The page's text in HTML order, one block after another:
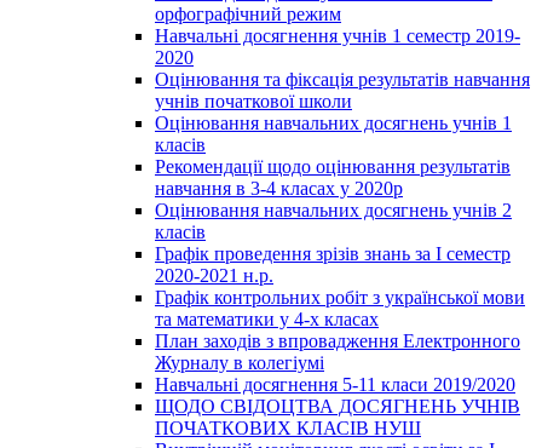
орфографічний режим
Навчальні досягнення учнів 1 семестр 2019-
2020
Оцінювання та фіксація результатів навчання
учнів початкової школи
Оцінювання навчальних досягнень учнів 1
класів
Рекомендації щодо оцінювання результатів
навчання в 3-4 класах у 2020р
Оцінювання навчальних досягнень учнів 2
класів
Графік проведення зрізів знань за І семестр
2020-2021 н.р.
Графік контрольних робіт з української мови
та математики у 4-х класах
План заходів з впровадження Електронного
Журналу в колегіумі
Навчальні досягнення 5-11 класи 2019/2020
ЩОДО СВІДОЦТВА ДОСЯГНЕНЬ УЧНІВ
ПОЧАТКОВИХ КЛАСІВ НУШ